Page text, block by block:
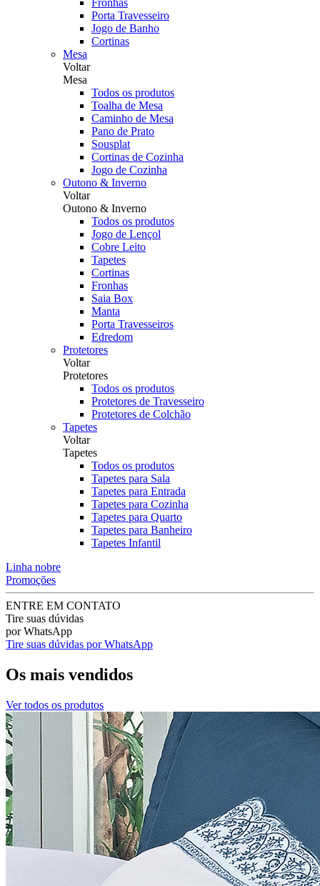
Fronhas
Porta Travesseiro
Jogo de Banho
Cortinas
Mesa
Voltar
Mesa
Todos os produtos
Toalha de Mesa
Caminho de Mesa
Pano de Prato
Sousplat
Cortinas de Cozinha
Jogo de Cozinha
Outono & Inverno
Voltar
Outono & Inverno
Todos os produtos
Jogo de Lençol
Cobre Leito
Tapetes
Cortinas
Fronhas
Saia Box
Manta
Porta Travesseiros
Edredom
Protetores
Voltar
Protetores
Todos os produtos
Protetores de Travesseiro
Protetores de Colchão
Tapetes
Voltar
Tapetes
Todos os produtos
Tapetes para Sala
Tapetes para Entrada
Tapetes para Cozinha
Tapetes para Quarto
Tapetes para Banheiro
Tapetes Infantil
Linha nobre
Promoções
ENTRE EM CONTATO
Tire suas dúvidas
por WhatsApp
Tire suas dúvidas por WhatsApp
Os mais vendidos
Ver todos os produtos